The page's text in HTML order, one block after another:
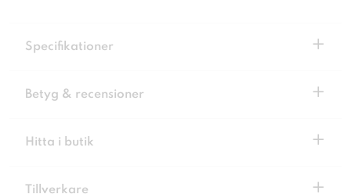
Specifikationer +
Betyg & recensioner +
Hitta i butik +
Tillverkare